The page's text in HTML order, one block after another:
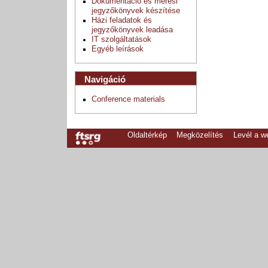
jegyzőkönyvek készítése
Házi feladatok és
jegyzőkönyvek leadása
IT szolgáltatások
Egyéb leírások
Navigáció
Conference materials
Oldaltérkép Megközelítés Levél a